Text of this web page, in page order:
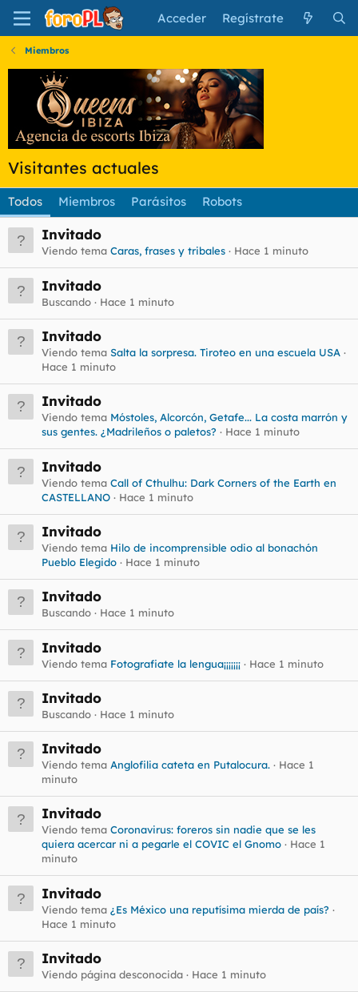
Acceder Regístrate
Miembros
Visitantes actuales
Todos Miembros Parásitos Robots
Invitado
Viendo tema Caras, frases y tribales Hace 1 minuto
Invitado
Buscando Hace 1 minuto
Invitado
Viendo tema Salta la sorpresa. Tiroteo en una escuela USA
Hace 1 minuto
Invitado
Viendo tema Móstoles, Alcorcón, Getafe... La costa marrón y
sus gentes. ¿Madrileños o paletos?
Hace 1 minuto
Invitado
Viendo tema Call of Cthulhu: Dark Corners of the Earth en
CASTELLANO
Hace 1 minuto
Invitado
Viendo tema Hilo de incomprensible odio al bonachón
Pueblo Elegido
Hace 1 minuto
Invitado
Buscando Hace 1 minuto
Invitado
Viendo tema Fotografiate la lengua¡¡¡¡¡¡¡ Hace 1 minuto
Invitado
Buscando Hace 1 minuto
Invitado
Viendo tema Anglofilia cateta en Putalocura.
Hace 1
minuto
Invitado
Viendo tema Coronavirus: foreros sin nadie que se les
quiera acercar ni a pegarle el COVIC el Gnomo
Hace 1
minuto
Invitado
Viendo tema ¿Es México una reputísima mierda de país?
Hace 1 minuto
Invitado
Viendo página desconocida Hace 1 minuto